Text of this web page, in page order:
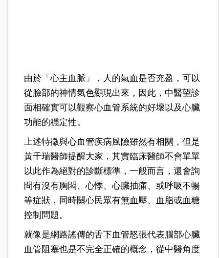
由於「心主血脈」，人的氣血是否充盈，可以
從臉部的神情氣色顯現出來，因此，中醫望診
面相確實可以觀察心血管系統的好壞以及心臟
功能的穩定性。
上述特徵與心血管疾病風險雖然有相關，但是
黃千瑞醫師提醒大家，其實臨床醫師不會單單
以此作為絕對的診斷標準，一般而言，還會詢
問有沒有胸悶、心悸、心臟抽痛、或呼吸不暢
等症狀，同時關心民眾有無血壓、血脂或血糖
控制問題。
就像是網路謠傳的舌下血管怒張代表腦部心臟
血管阻塞也是不完全正確的概念，從中醫角度